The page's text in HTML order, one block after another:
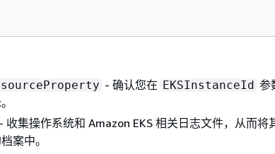
- 确认您在 EKSInstanceId 参
- 收集操作系统和 Amazon EKS 相关日志文件，从而将
案中。